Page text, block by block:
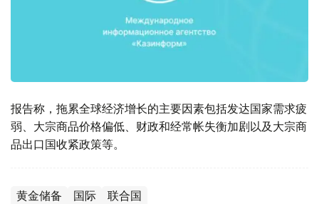
报告称，拖累全球经济增长的主要因素包括发达国家需求疲
弱、大宗商品价格偏低、财政和经常帐失衡加剧以及大宗商
品出口国收紧政策等。
黄金储备 国际 联合国